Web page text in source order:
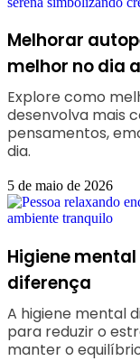
Melhorar
melhor no dia
Explore como
desenvolva mais
pensamentos,
dia.
5 de maio de 2026
Higiene
diferença
A higiene mental
para reduzir o
manter o